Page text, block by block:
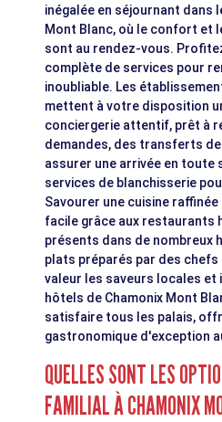
inégalée en séjournant dans
Mont Blanc, où le confort et
sont au rendez-vous.
complète de services pour
inoubliable. Les
mettent à votre disposition
conciergerie attentif, prêt à
demandes, des transferts
assurer une arrivée en toute
services de blanchisserie
Savourer une cuisine raffinée
facile grâce aux restaurants
présents dans de nombreux
plats préparés par des
valeur les saveurs locales et
hôtels de Chamonix Mont
satisfaire tous les palais,
gastronomique d'exception
QUELLES SONT LES
FAMILIAL À CHAMONIX